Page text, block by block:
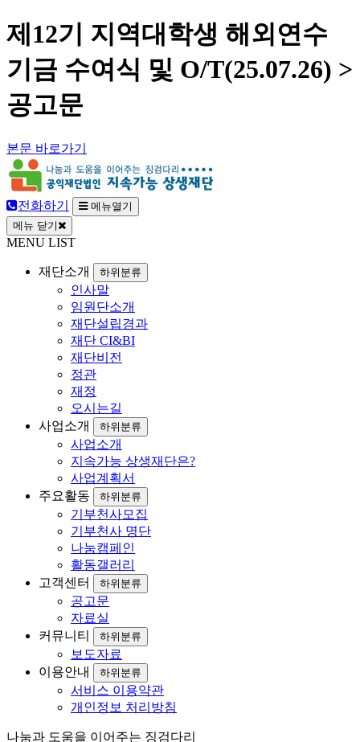
제12기 지역대학생 해외연수
기금 수여식 및 O/T(25.07.26) >
공고문
본문 바로가기
전화하기
메뉴열기
메뉴 닫기
MENU LIST
재단소개 하위분류
인사말
임원단소개
재단설립경과
재단 CI&BI
재단비전
정관
재정
오시는길
사업소개
하위분류
사업소개
지속가능 상생재단은?
사업계획서
주요활동
하위분류
기부천사모집
기부천사 명단
나눔캠페인
활동갤러리
고객센터
하위분류
공고문
자료실
커뮤니티
하위분류
보도자료
이용안내
하위분류
서비스 이용약관
개인정보 처리방침
나눔과 도움을 이어주는 징검다리